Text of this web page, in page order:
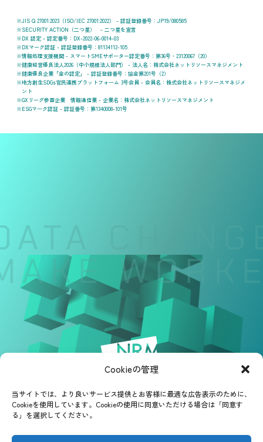
Cookieの管理
当サイトでは、より良いサービス提供とお客様に最適な広告表示のために、
Cookieを使用しています。Cookieの使用に同意いただける場合は「同意す
る」を選択してください。
JIS Q 27001:2023（ISO/IEC 27001:2022） - 認証登録番号：JP19/080585
SECURITY ACTION（二つ星） - 二つ星を宣言
DX 認定 - 認定番号：DX-2022-06-0014-03
DXマーク認証 - 認証登録番号：81134112-105
情報処理支援機関 - スマートSMEサポーター認定番号：第36号‐23120067（20）
健康経営優良法人2026（中小規模法人部門） - 法人名：株式会社ネットリソースマネジメント
健康優良企業「金の認定」 - 認証登録番号：協金第201号（2）
地方創生SDGs官民連携プラットフォーム 3号会員 - 会員名：株式会社ネットリソースマネジメ
ント
GXリーグ参画企業 情報通信業 - 企業名：株式会社ネットリソースマネジメント
ESGマーク認証 - 認証番号：第1340008-101号